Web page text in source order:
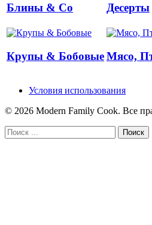
Блины & Co Десерты
Крупы & БобовыеМясо,
Условия использования
© 2026 Modern Family Cook. Все